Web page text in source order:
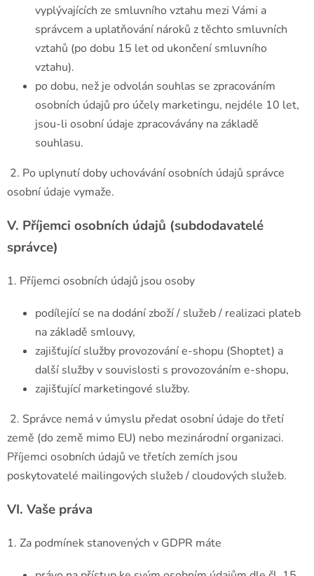
vyplývajících ze smluvního vztahu mezi Vámi a
správcem a uplatňování nároků z těchto smluvních
vztahů (po dobu 15 let od ukončení smluvního
vztahu).
po dobu, než je odvolán souhlas se zpracováním
osobních údajů pro účely marketingu, nejdéle 10 let,
jsou-li osobní údaje zpracovávány na základě
souhlasu.
2. Po uplynutí doby uchovávání osobních údajů správce
osobní údaje vymaže.
V. Příjemci osobních údajů (subdodavatelé
správce)
1. Příjemci osobních údajů jsou osoby
podílející se na dodání zboží / služeb / realizaci plateb
na základě smlouvy,
zajišťující služby provozování e-shopu (Shoptet) a
další služby v souvislosti s provozováním e-shopu,
zajišťující marketingové služby.
2. Správce nemá v úmyslu předat osobní údaje do třetí
země (do země mimo EU) nebo mezinárodní organizaci.
Příjemci osobních údajů ve třetích zemích jsou
poskytovatelé mailingových služeb / cloudových služeb.
VI. Vaše práva
1. Za podmínek stanovených v GDPR máte